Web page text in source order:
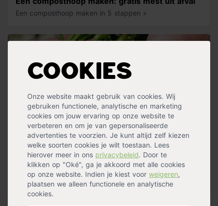
Cookies
Onze website maakt gebruik van cookies. Wij
gebruiken functionele, analytische en marketing
cookies om jouw ervaring op onze website te
verbeteren en om je van gepersonaliseerde
advertenties te voorzien. Je kunt altijd zelf kiezen
welke soorten cookies je wilt toestaan. Lees
hierover meer in ons privacybeleid. Door te
klikken op "Oké", ga je akkoord met alle cookies
op onze website. Indien je kiest voor weigeren,
plaatsen we alleen functionele en analytische
cookies.
Een composthoop maken in 5 stappen »
Je eigen moestuin? Doen!
Jouw eigen groenten kweken, oogsten en eten »